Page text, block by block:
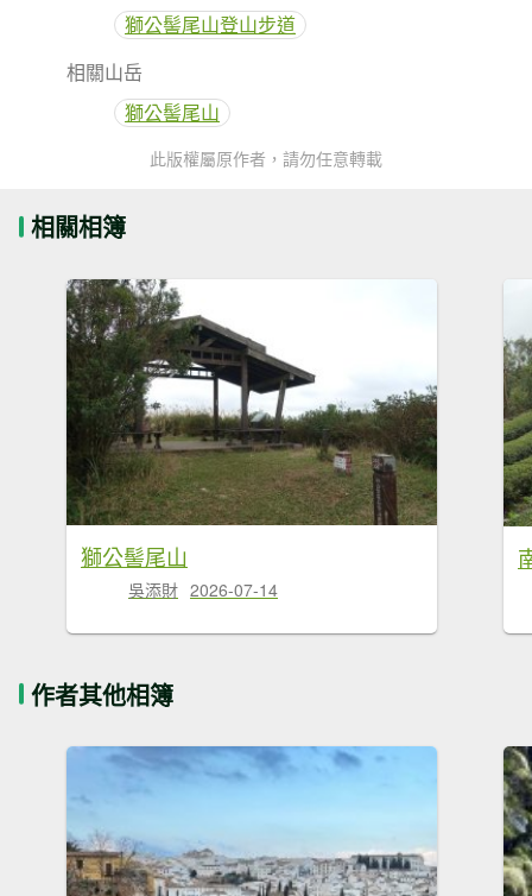
獅公髻尾山登山步道
相關山岳
獅公髻尾山
此版權屬原作者，請勿任意轉載
相關相簿
獅公髻尾山
吳添財 2026-07-14
作者其他相簿